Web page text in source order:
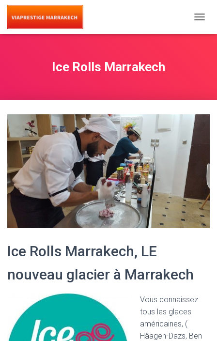
O
G
Ice Rolls Marrakech
Ice Rolls Marrakech, LE
nouveau glacier à Marrakech
Vous connaissez
tous les glaces
américaines, (
Hâagen-Dazs, Ben